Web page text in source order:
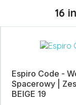
16
Espiro Code -
Spacerowy |
BEIGE 19